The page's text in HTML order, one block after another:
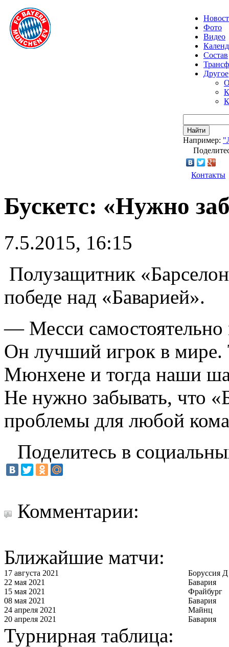
Фото
Видео
Состав
Другое
Найти
Например:
Контакты
Бускетс: «Нужно
7.5.2015, 16:15
Полузащитник
победе над «Баварией».
— Месси самостоятельно
Он лучший игрок в мире.
Мюнхене и тогда наши
Не нужно забывать, что
проблемы для любой
Поделитесь в
Комментарии:
Ближайшие матчи:
17 августа 2021
Боруссия Д
22 мая 2021
Бавария
15 мая 2021
Фрайбург
08 мая 2021
Бавария
24 апреля 2021
Майнц
20 апреля 2021
Бавария
Турнирная таблица: